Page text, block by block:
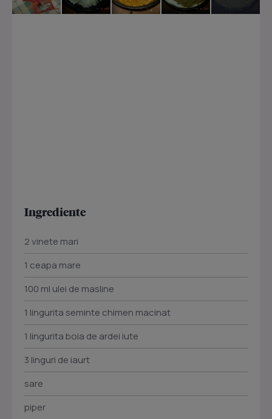
Ingrediente
2 vinete mari
1 ceapa mare
100 ml ulei de masline
1 lingurita seminte chimen macinat
1 lingurita boia de ardei iute
3 linguri de iaurt
sare
piper